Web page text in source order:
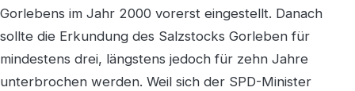
Gorlebens im Jahr 2000 vorerst eingestellt. Danach
sollte die Erkundung des Salzstocks Gorleben für
mindestens drei, längstens jedoch für zehn Jahre
unterbrochen werden. Weil sich der SPD-Minister